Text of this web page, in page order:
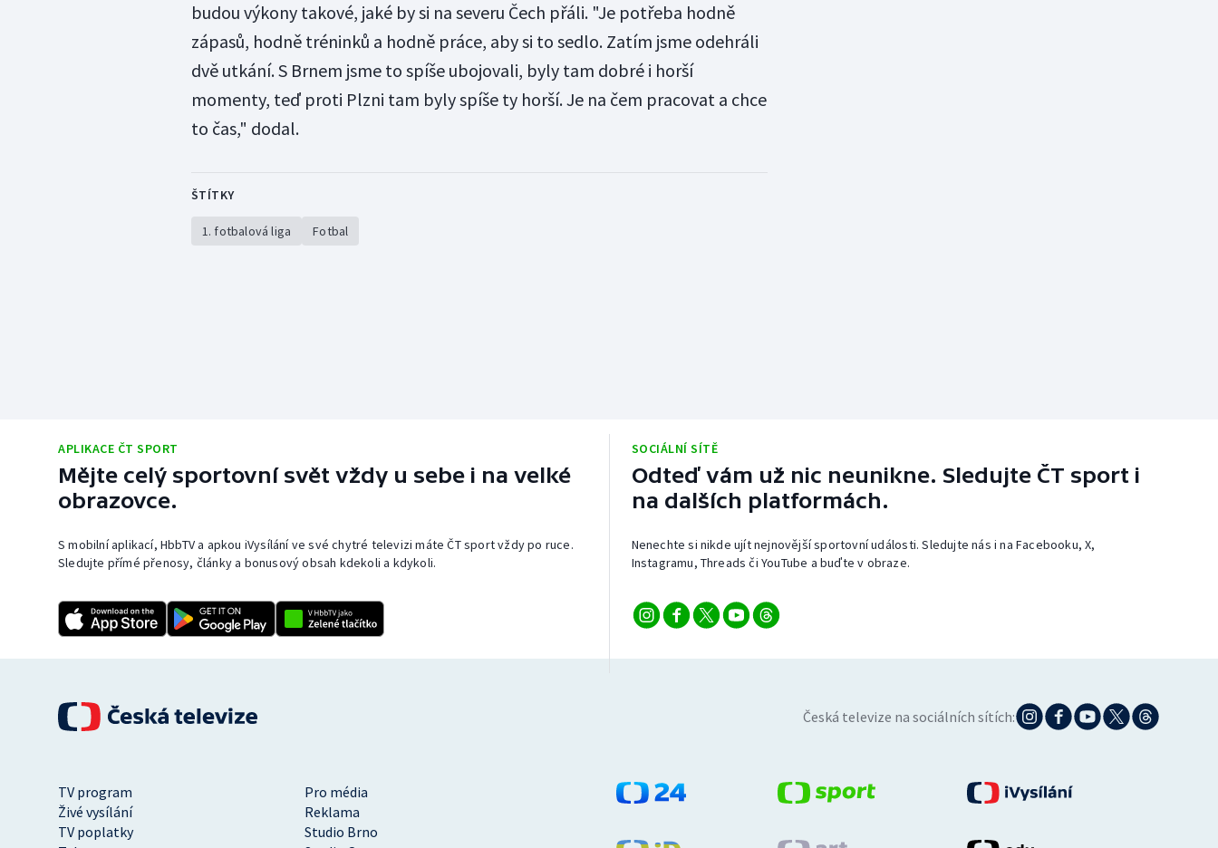
budou výkony takové, jaké by si na severu Čech přáli. "Je potřeba hodně
zápasů, hodně tréninků a hodně práce, aby si to sedlo. Zatím jsme odehráli
dvě utkání. S Brnem jsme to spíše ubojovali, byly tam dobré i horší
momenty, teď proti Plzni tam byly spíše ty horší. Je na čem pracovat a chce
to čas," dodal.
ŠTÍTKY
1. fotbalová liga Fotbal
APLIKACE ČT SPORT
Mějte celý sportovní svět vždy u sebe i na velké
obrazovce.
S mobilní aplikací, HbbTV a apkou iVysílání ve své chytré televizi máte ČT sport vždy po ruce.
Sledujte přímé přenosy, články a bonusový obsah kdekoli a kdykoli.
SOCIÁLNÍ SÍTĚ
Odteď vám už nic neunikne. Sledujte ČT sport i
na dalších platformách.
Nenechte si nikde ujít nejnovější sportovní události. Sledujte nás i na Facebooku, X,
Instagramu, Threads či YouTube a buďte v obraze.
Česká televize na sociálních sítích:
TV program
Pro média
Živé vysílání
Reklama
TV poplatky
Studio Brno